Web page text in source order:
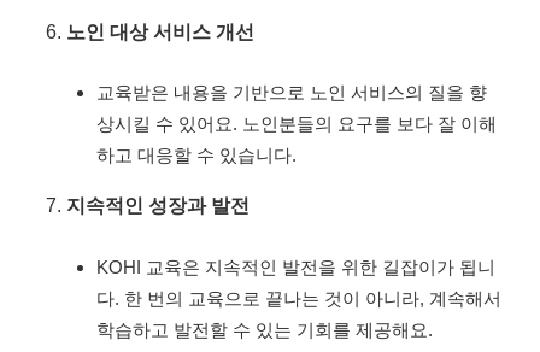
노인 대상 서비스 개선
교육받은 내용을 기반으로 노인 서비스의 질을 향
상시킬 수 있어요. 노인분들의 요구를 보다 잘 이해
하고 대응할 수 있습니다.
지속적인 성장과 발전
KOHI 교육은 지속적인 발전을 위한 길잡이가 됩니
다. 한 번의 교육으로 끝나는 것이 아니라, 계속해서
학습하고 발전할 수 있는 기회를 제공해요.